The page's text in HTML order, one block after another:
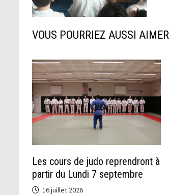
VOUS POURRIEZ AUSSI AIMER
Les cours de judo reprendront à
partir du Lundi 7 septembre
16 juillet 2026